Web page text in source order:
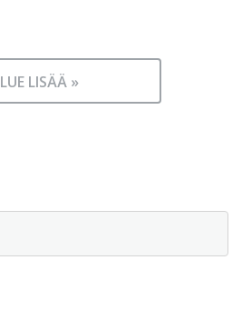
LUE LISÄÄ »